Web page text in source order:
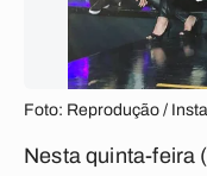
Foto: Reprodução /
Nesta quinta-feira